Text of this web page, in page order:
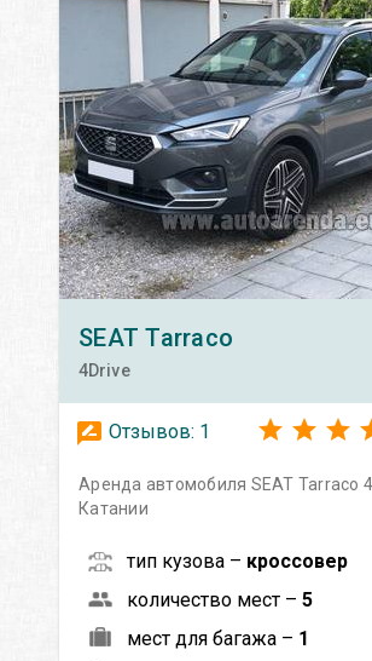
SEAT Tarraco
4Drive
Отзывов: 1
Аренда автомобиля SEAT Tarraco
Катании
тип кузова – кроссовер
количество мест – 5
мест для багажа – 1